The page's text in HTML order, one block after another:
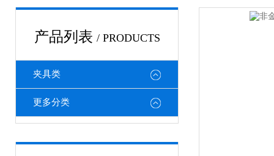
产品列表 / PRODUCTS
夹具类
更多分类